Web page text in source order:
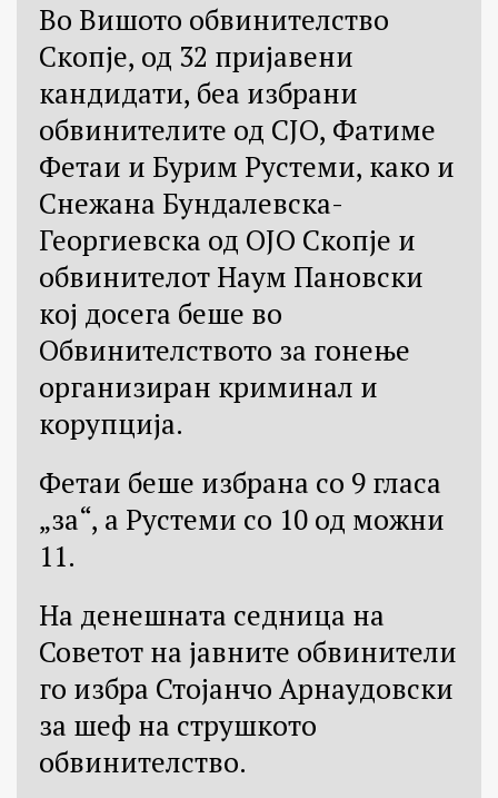
Во Вишото обвинителство
Скопје, од 32 пријавени
кандидати, беа избрани
обвинителите од СЈО, Фатиме
Фетаи и Бурим Рустеми, како и
Снежана Бундалевска-
Георгиевска од ОЈО Скопје и
обвинителот Наум Пановски
кој досега беше во
Обвинителството за гонење
организиран криминал и
корупција.
Фетаи беше избрана со 9 гласа
„за“, а Рустеми со 10 од можни
11.
На денешната седница на
Советот на јавните обвинители
го избра Стојанчо Арнаудовски
за шеф на струшкото
обвинителство.